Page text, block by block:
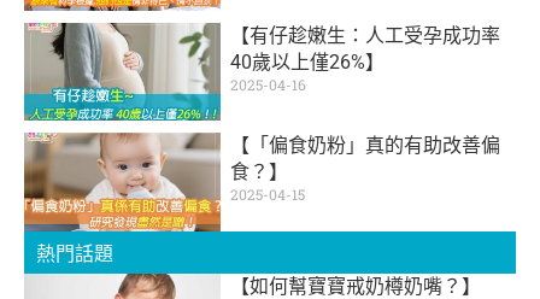
【有仔趁嫩生：人工受孕成功率
40歲以上僅26%】
2025-04-16
【「偏食奶粉」真的有助改善偏
食？】
2025-04-15
熱門話題
【如何幫寶寶戒奶樽奶嘴？】